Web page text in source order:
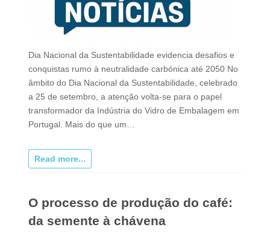
Dia Nacional da Sustentabilidade evidencia desafios e
conquistas rumo à neutralidade carbónica até 2050 No
âmbito do Dia Nacional da Sustentabilidade, celebrado
a 25 de setembro, a atenção volta-se para o papel
transformador da Indústria do Vidro de Embalagem em
Portugal. Mais do que um…
Read more...
O processo de produção do café:
da semente à chávena